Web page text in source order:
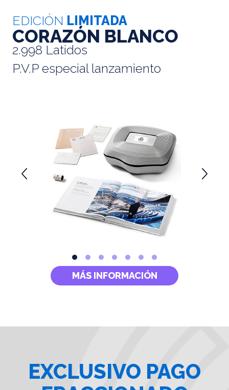
EDICIÓN LIMITADA
CORAZÓN BLANCO
2.998 Latidos
P.V.P especial lanzamiento
MÁS INFORMACIÓN
EXCLUSIVO PAGO